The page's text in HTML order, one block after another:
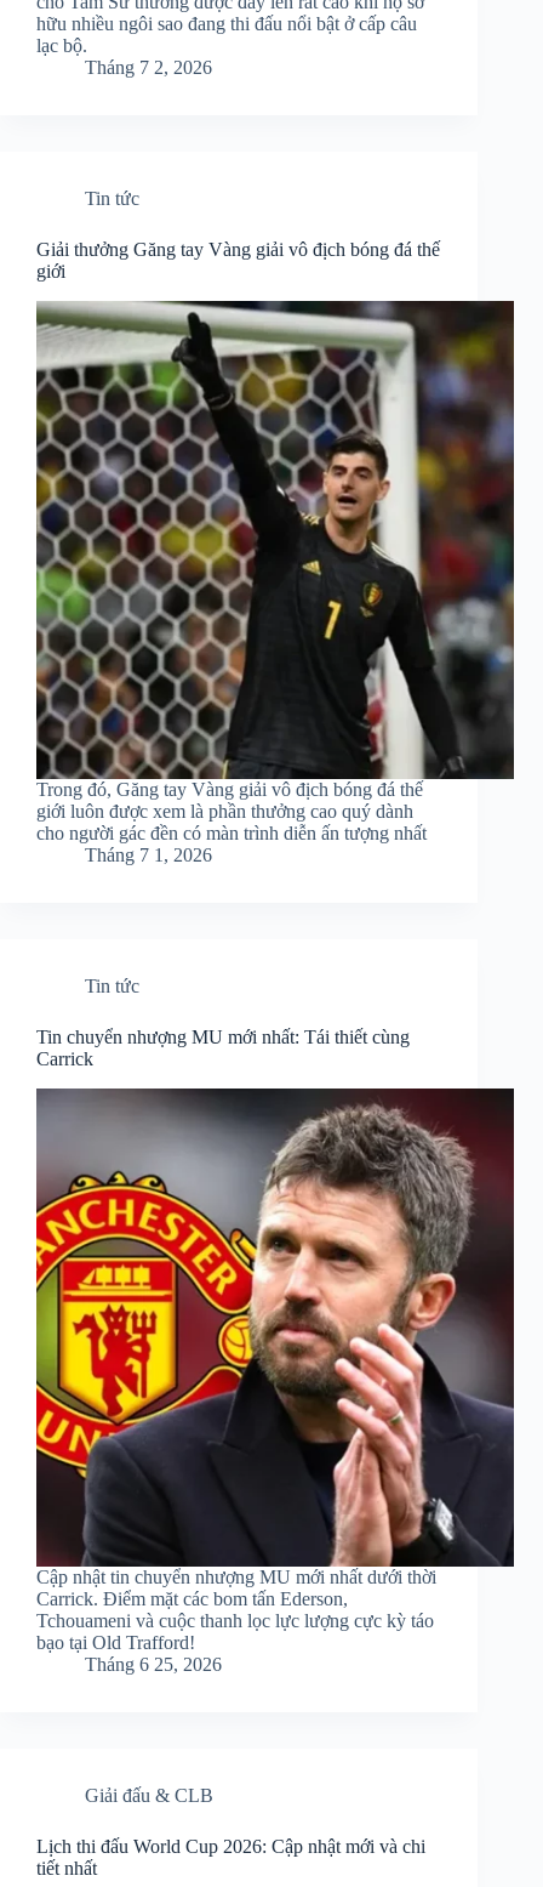
hữu nhiều ngôi sao đang thi đấu nổi bật ở cấp câu
lạc bộ.
Tháng 7 2, 2026
Tin tức
Giải thưởng Găng tay Vàng giải vô địch bóng đá thế
giới
Trong đó, Găng tay Vàng giải vô địch bóng đá thế
giới luôn được xem là phần thưởng cao quý dành
cho người gác đền có màn trình diễn ấn tượng nhất
Tháng 7 1, 2026
Tin tức
Tin chuyển nhượng MU mới nhất: Tái thiết cùng
Carrick
Cập nhật tin chuyển nhượng MU mới nhất dưới thời
Carrick. Điểm mặt các bom tấn Ederson,
Tchouameni và cuộc thanh lọc lực lượng cực kỳ táo
bạo tại Old Trafford!
Tháng 6 25, 2026
Giải đấu & CLB
Lịch thi đấu World Cup 2026: Cập nhật mới và chi
tiết nhất